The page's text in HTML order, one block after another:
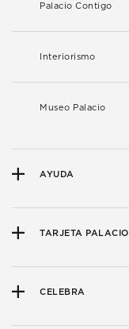
Palacio Contigo
Interiorismo
Museo Palacio
AYUDA
TARJETA PALACIO
CELEBRA